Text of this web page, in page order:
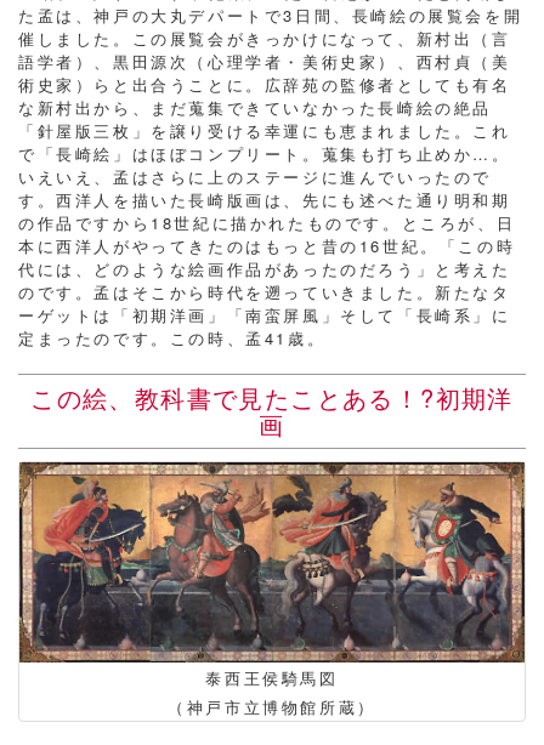
た孟は、神戸の大丸デパートで3日間、長崎絵の展覧会を開
催しました。この展覧会がきっかけになって、新村出（言
語学者）、黒田源次（心理学者・美術史家）、西村貞（美
術史家）らと出合うことに。広辞苑の監修者としても有名
な新村出から、まだ蒐集できていなかった長崎絵の絶品
「針屋版三枚」を譲り受ける幸運にも恵まれました。これ
で「長崎絵」はほぼコンプリート。蒐集も打ち止めか…。
いえいえ、孟はさらに上のステージに進んでいったので
す。西洋人を描いた長崎版画は、先にも述べた通り明和期
の作品ですから18世紀に描かれたものです。ところが、日
本に西洋人がやってきたのはもっと昔の16世紀。「この時
代には、どのような絵画作品があったのだろう」と考えた
のです。孟はそこから時代を遡っていきました。新たなタ
ーゲットは「初期洋画」「南蛮屏風」そして「長崎系」に
定まったのです。この時、孟41歳。
この絵、教科書で見たことある！?初期洋
画
泰西王侯騎馬図
（神戸市立博物館所蔵）